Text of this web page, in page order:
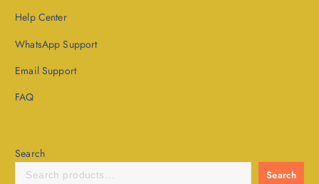
Help Center
WhatsApp Support
Email Support
FAQ
Search
Search